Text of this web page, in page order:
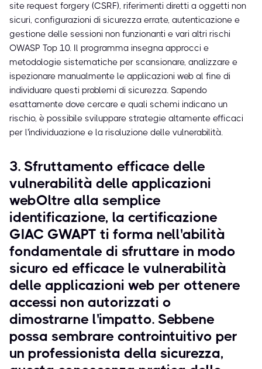
site request forgery (CSRF), riferimenti diretti a oggetti non
sicuri, configurazioni di sicurezza errate, autenticazione e
gestione delle sessioni non funzionanti e vari altri rischi
OWASP Top 10. Il programma insegna approcci e
metodologie sistematiche per scansionare, analizzare e
ispezionare manualmente le applicazioni web al fine di
individuare questi problemi di sicurezza. Sapendo
esattamente dove cercare e quali schemi indicano un
rischio, è possibile sviluppare strategie altamente efficaci
per l'individuazione e la risoluzione delle vulnerabilità.
3. Sfruttamento efficace delle
vulnerabilità delle applicazioni
webOltre alla semplice
identificazione, la certificazione
GIAC GWAPT ti forma nell'abilità
fondamentale di sfruttare in modo
sicuro ed efficace le vulnerabilità
delle applicazioni web per ottenere
accessi non autorizzati o
dimostrarne l'impatto. Sebbene
possa sembrare controintuitivo per
un professionista della sicurezza,